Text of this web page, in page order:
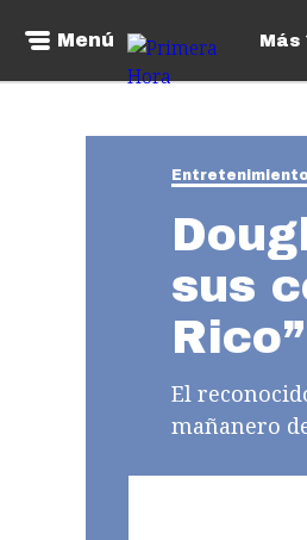
Menú Más
Entretenimiento
sus
Rico”
El
mañanero